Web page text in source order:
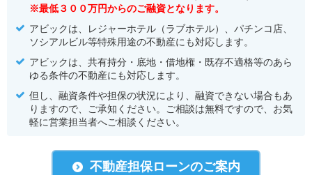
※最低３００万円からのご融資となります。
アビックは、レジャーホテル（ラブホテル）、パチンコ店、
ソシアルビル等特殊用途の不動産にも対応します。
アビックは、共有持分・底地・借地権・既存不適格等のあら
ゆる条件の不動産にも対応します。
但し、融資条件や担保の状況により、融資できない場合もあ
りますので、ご承知ください。ご相談は無料ですので、お気
軽に営業担当者へご相談ください。
不動産担保ローンのご案内